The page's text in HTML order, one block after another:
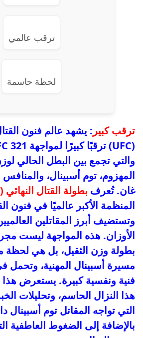
ترقب عالمي
لحظة حاسمة
ترقب كبير : يشهد عالم فنون
والتي تجمع بين البطل الحالي
المهزوم، توم أسبينال،
غان. تُعرف بطولة القتال النهائي (UFC)
المنظمة الأكبر عالميًا في فنون
وتستضيف أبرز المقاتلين
الأوزان. هذه المواجهة ليست
بطولة وزن الثقيل، بل هي لحظة
مسيرة أسبينال المهنية، وتحمل
فنية ونفسية كبيرة. يستعرض هذا
هذا النزال الحاسم، وتحليلات
التي تواجه المقاتل توم أسبينال
بالإضافة إلى الضغوط العاطفية